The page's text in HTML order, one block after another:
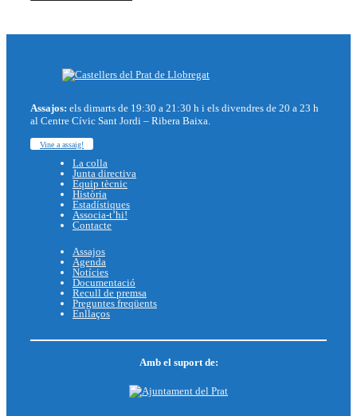
Assajos: els dimarts de 19:30 a 21:30 h i els divendres de 20 a 23 h
al Centre Cívic Sant Jordi – Ribera Baixa.
Vine a assaig!
La colla
Junta directiva
Equip tècnic
Història
Estadístiques
Associa-t’hi!
Contacte
Assajos
Agenda
Notícies
Documentació
Recull de premsa
Preguntes freqüents
Enllaços
Amb el suport de: